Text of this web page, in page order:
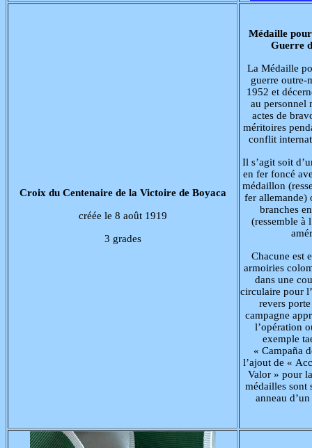
Croix du Centenaire de la Victoire de Boyaca
créée le 8 août 1919
3 grades
Médaille
Guerre
La Médaille
guerre outre-
1952 et
au personnel
actes de
méritoires
conflit
Il s’agit soit
en fer foncé
médaillon
fer allemande)
branches
(ressemble à
Chacune est
armoiries
dans une
circulaire pour
revers
campagne
l’opération
exemple
« Campaña
l’ajout de «
Valor » pour
médailles sont
anneau